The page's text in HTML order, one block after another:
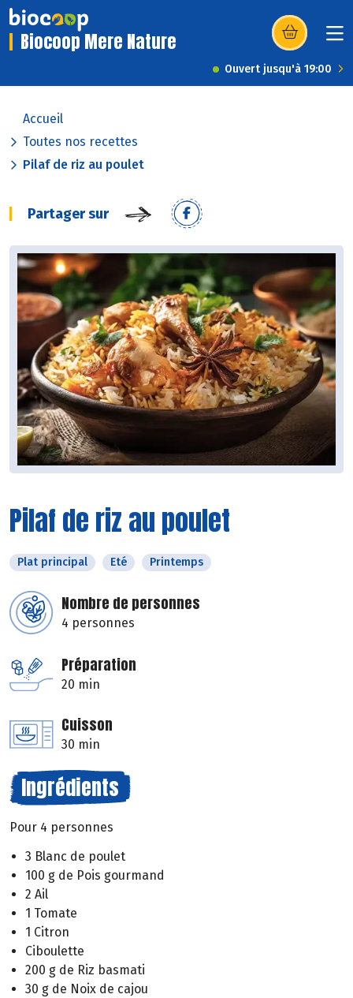
Biocoop Mere Nature (s’ouvre dans
Ouvert jusqu'à 19:00
Accueil
Toutes nos recettes
Pilaf de riz au poulet
Partager sur
Pilaf de riz au poulet
Plat principal Eté Printemps
Nombre de personnes
4 personnes
Préparation
20 min
Cuisson
30 min
Ingrédients
Pour 4 personnes
3 Blanc de poulet
100 g de Pois gourmand
2 Ail
1 Tomate
1 Citron
Ciboulette
200 g de Riz basmati
30 g de Noix de cajou